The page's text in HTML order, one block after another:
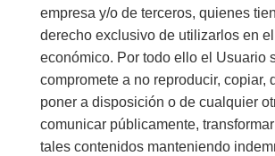
empresa y/o de terceros, quienes
derecho exclusivo de utilizarlos en
económico. Por todo ello el Usuario
compromete a no reproducir, copiar,
poner a disposición o de cualquier
comunicar públicamente,
tales contenidos manteniendo